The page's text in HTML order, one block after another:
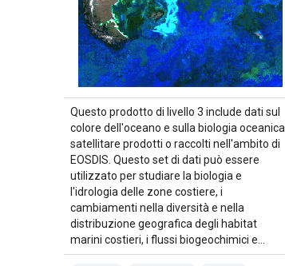
Questo prodotto di livello 3 include dati sul
colore dell'oceano e sulla biologia oceanica
satellitare prodotti o raccolti nell'ambito di
EOSDIS. Questo set di dati può essere
utilizzato per studiare la biologia e
l'idrologia delle zone costiere, i
cambiamenti nella diversità e nella
distribuzione geografica degli habitat
marini costieri, i flussi biogeochimici e…